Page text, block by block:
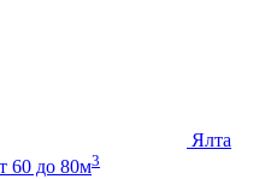
Ялта
60 до 80м3